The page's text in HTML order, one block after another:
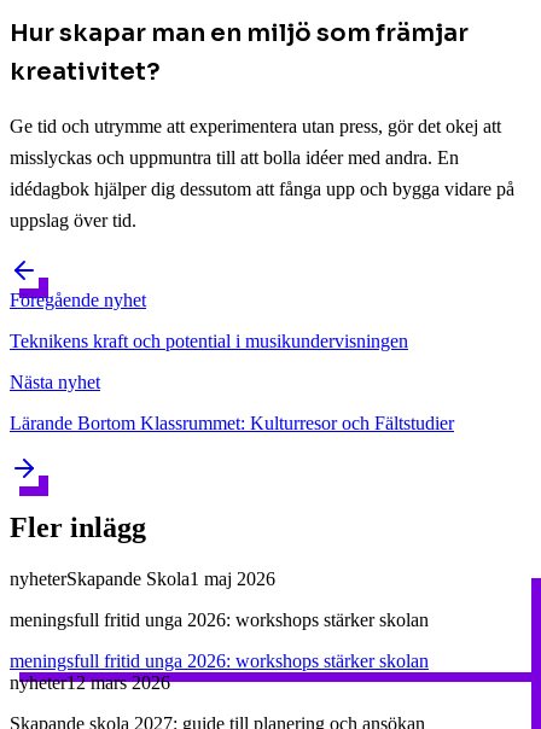
Hur skapar man en miljö som främjar
kreativitet?
Ge tid och utrymme att experimentera utan press, gör det okej att
misslyckas och uppmuntra till att bolla idéer med andra. En
idédagbok hjälper dig dessutom att fånga upp och bygga vidare på
uppslag över tid.
Föregående nyhet
Teknikens kraft och potential i musikundervisningen
Nästa nyhet
Lärande Bortom Klassrummet: Kulturresor och Fältstudier
Fler inlägg
nyheterSkapande Skola1 maj 2026
meningsfull fritid unga 2026: workshops stärker skolan
meningsfull fritid unga 2026: workshops stärker skolan
nyheter12 mars 2026
Skapande skola 2027: guide till planering och ansökan